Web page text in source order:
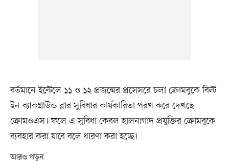
বর্তমানে ইন্টেলে ১১ ও ১২ প্রজন্মের প্রসেসরে চলা ক্রোমবুকে বিল্ট
ইন ব্যাকগ্রাউন্ড ব্লার সুবিধার কার্যকারিতা পরখ করে দেখছে
ক্রোমওএস। ফলে এ সুবিধা কেবল হালনাগাদ প্রযুক্তির ক্রোমবুকে
ব্যবহার করা যাবে বলে ধারণা করা হচ্ছে।
আরও পড়ুন